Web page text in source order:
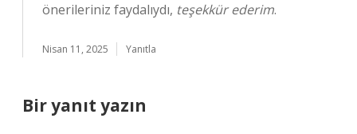
önerileriniz faydalıydı, teşekkür ederim.
Nisan 11, 2025 Yanıtla
Bir yanıt yazın